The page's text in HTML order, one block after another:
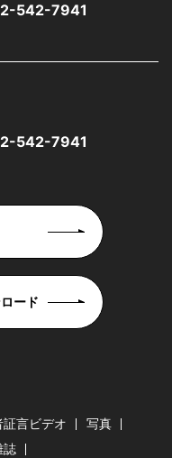
542-7941
542-7941
ード
証言ビデオ
写真
誌